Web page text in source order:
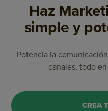
Haz
simple y
Potencia la
canales, todo
CREA